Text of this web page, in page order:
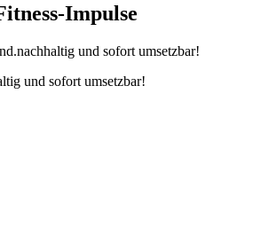
Impulse
und sofort umsetzbar!
und sofort umsetzbar!